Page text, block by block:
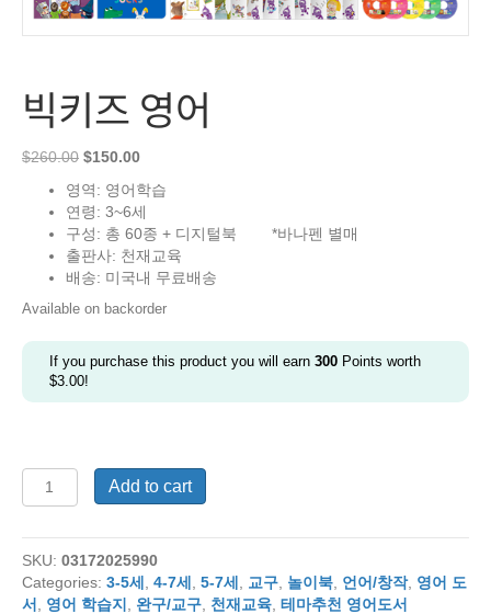
빅키즈 영어
$260.00 Original
was:
$260.00.
$150.00Current
is:
$150.00.
영역: 영어학습
연령: 3~6세
구성: 총 60종 + 디지털북 *바나펜 별매
출판사: 천재교육
배송: 미국내 무료배송
Available on backorder
If you purchase this product you will earn 300 Points worth
$3.00!
키
영
어
quantity
Add to cart
SKU: 03172025990
Categories: 3-5세 4-7세 5-7세 교구 놀이북 언어/창작, 영어 도
서
영어 학습지 완구/교구 천재교육 테마추천 영어도서